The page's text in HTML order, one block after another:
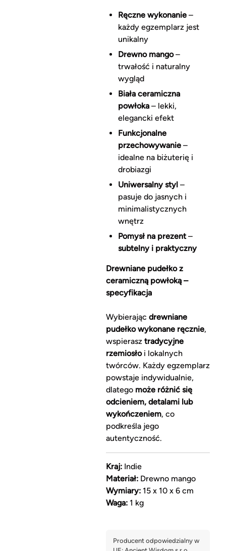
Ręczne wykonanie–
każdy egzemplarz jest
unikalny
Drewno mango–
trwałość i naturalny
wygląd
Biała ceramiczna
powłoka– lekki,
elegancki efekt
Funkcjonalne
przechowywanie–
idealne na biżuterię i
drobiazgi
Uniwersalny styl –
pasuje do jasnych i
minimalistycznych
wnętrz
Pomysł na prezent–
subtelny i praktyczny
Drewniane pudełko z
ceramiczną powłoką –
specyfikacja
Wybierając drewniane
pudełko wykonane ręcznie,
wspierasz tradycyjne
rzemiosłoi lokalnych
twórców. Każdy egzemplarz
powstaje indywidualnie,
dlatego może różnić się
odcieniem, detalami lub
wykończeniem, co
podkreśla jego
autentyczność.
Kraj:Indie
Materiał:Drewno mango
Wymiary:15 x 10 x 6 cm
Waga:1 kg